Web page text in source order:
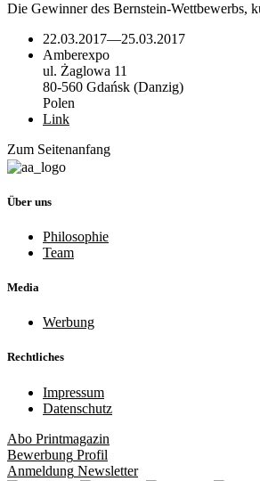
Die Gewinner des Bernstein-Wettbewerbs,
22.03.2017—25.03.2017
Amberexpo
ul. Żaglowa 11
80-560 Gdańsk (Danzig)
Polen
Link
Zum Seitenanfang
Über uns
Philosophie
Team
Media
Werbung
Rechtliches
Impressum
Datenschutz
Abo Printmagazin
Bewerbung Profil
Anmeldung Newsletter